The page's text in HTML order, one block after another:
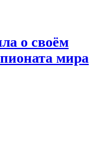
о своём
мира